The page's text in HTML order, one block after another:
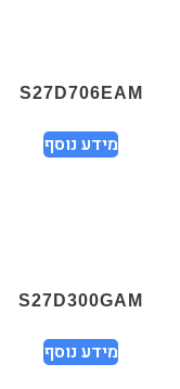
S27D706EAM
מידע נוסף
S27D300GAM
מידע נוסף